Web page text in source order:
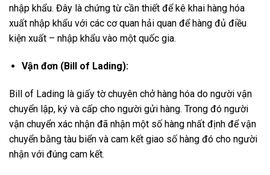
nhập khẩu. Đây là chứng từ cần thiết để kê khai hàng hóa
xuất nhập khẩu với các cơ quan hải quan để hàng đủ điều
kiện xuất – nhập khẩu vào một quốc gia.
Vận đơn (Bill of Lading):
Bill of Lading là giấy tờ chuyên chở hàng hóa do người vận
chuyển lập, ký và cấp cho người gửi hàng. Trong đó người
vận chuyển xác nhận đã nhận một số hàng nhất định để vận
chuyển bằng tàu biển và cam kết giao số hàng đó cho người
nhận với đúng cam kết.